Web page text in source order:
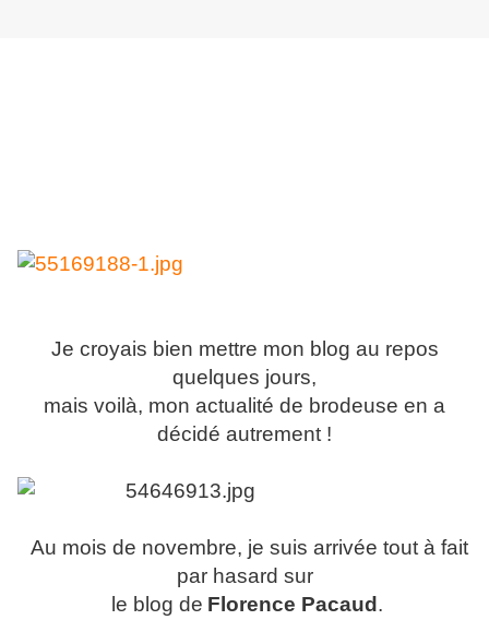
Je croyais bien mettre mon blog au repos
quelques jours,
mais voilà, mon actualité de brodeuse en a
décidé autrement !
Au mois de novembre, je suis arrivée tout à fait
par hasard sur
le blog de Florence Pacaud .